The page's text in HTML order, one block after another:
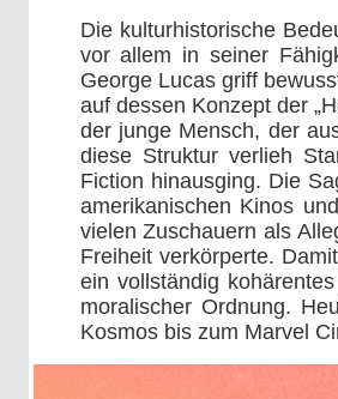
Die kulturhistorische
vor allem in seiner
George Lucas griff
auf dessen Konzept der
der junge Mensch, der
diese Struktur verlieh
Fiction hinausging. Die
amerikanischen Kinos
vielen Zuschauern als
Freiheit verkörperte.
ein vollständig
moralischer Ordnung.
Kosmos bis zum Marvel